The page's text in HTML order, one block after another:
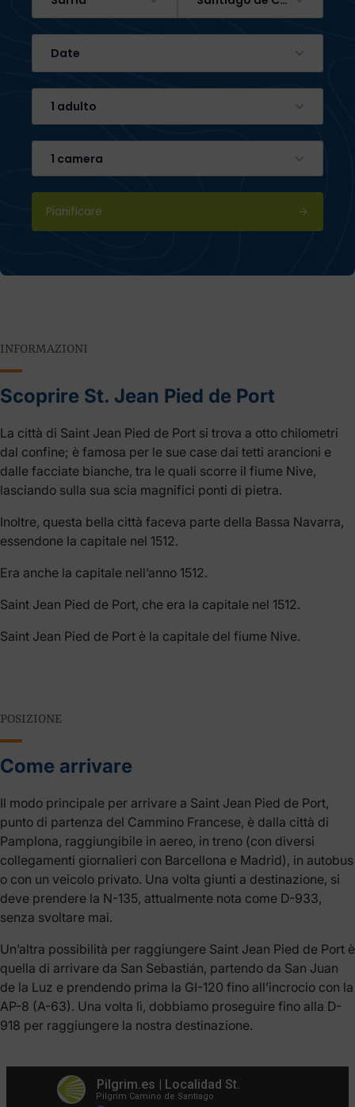
Date
1 adulto
1 camera
Pianificare
INFORMAZIONI
Scoprire St. Jean Pied de Port
La città di Saint Jean Pied de Port si trova a otto chilometri
dal confine; è famosa per le sue case dai tetti arancioni e
dalle facciate bianche, tra le quali scorre il fiume Nive,
lasciando sulla sua scia magnifici ponti di pietra.
Inoltre, questa bella città faceva parte della Bassa Navarra,
essendone la capitale nel 1512.
Era anche la capitale nell’anno 1512.
Saint Jean Pied de Port, che era la capitale nel 1512.
Saint Jean Pied de Port è la capitale del fiume Nive.
POSIZIONE
Come arrivare
Il modo principale per arrivare a Saint Jean Pied de Port,
punto di partenza del Cammino Francese, è dalla città di
Pamplona, raggiungibile in aereo, in treno (con diversi
collegamenti giornalieri con Barcellona e Madrid), in autobus
o con un veicolo privato. Una volta giunti a destinazione, si
deve prendere la N-135, attualmente nota come D-933,
senza svoltare mai.
Un’altra possibilità per raggiungere Saint Jean Pied de Port è
quella di arrivare da San Sebastián, partendo da San Juan
de la Luz e prendendo prima la GI-120 fino all’incrocio con la
AP-8 (A-63). Una volta lì, dobbiamo proseguire fino alla D-
918 per raggiungere la nostra destinazione.